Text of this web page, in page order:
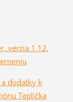
verzia 1.12,
dodatky k
Teplička